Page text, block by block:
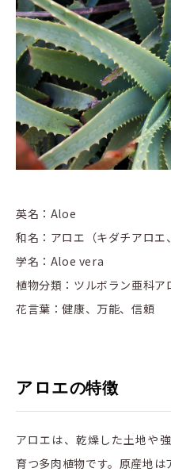
英名：Aloe
和名：アロエ（キダチアロエ
学名：Aloe vera
植物分類：ツルボラン亜科ア
花言葉：健康、万能、信頼
アロエの特徴
アロエは、乾燥した土地や
育つ多肉植物です。原産地